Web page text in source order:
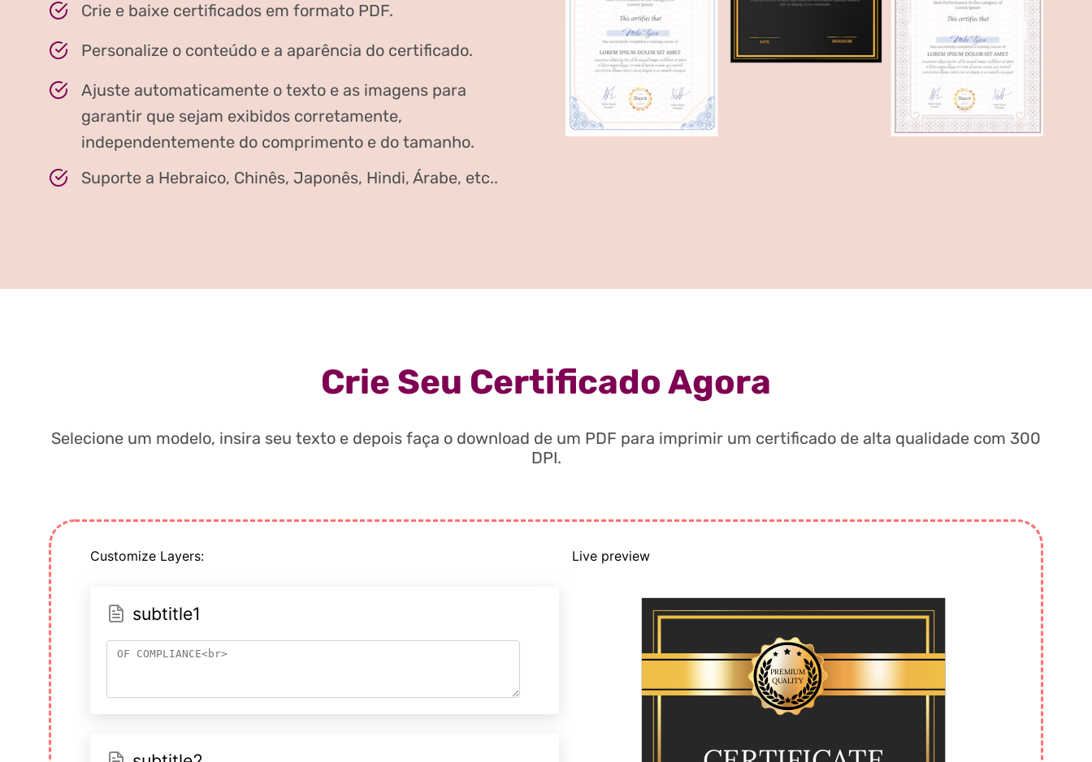
Crie e baixe certificados em formato PDF.
Personalize o conteúdo e a aparência do certificado.
Ajuste automaticamente o texto e as imagens para
garantir que sejam exibidos corretamente,
independentemente do comprimento e do tamanho.
Suporte a Hebraico, Chinês, Japonês, Hindi, Árabe, etc..
Crie Seu Certificado Agora
Selecione um modelo, insira seu texto e depois faça o download de um PDF para imprimir um certificado de alta qualidade com 300
DPI.